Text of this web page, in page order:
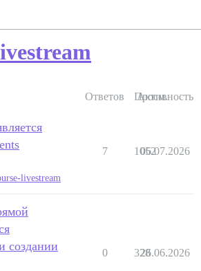
Ответов Просм.
Активность
livestream
7 1052
06.07.2026
создании
0 328
26.06.2026